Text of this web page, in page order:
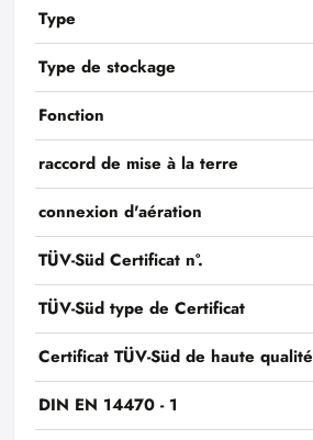
Type
Type de stockage
Fonction
raccord de mise à la terre
connexion d'aération
TÜV-Süd Certificat n°.
TÜV-Süd type de Certificat
Certificat TÜV-Süd de haute qualité
DIN EN 14470 - 1